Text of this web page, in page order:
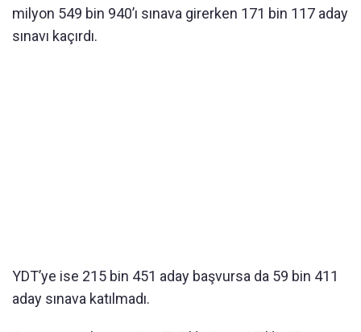
milyon 549 bin 940’ı sınava girerken 171 bin 117 aday
sınavı kaçırdı.
YDT’ye ise 215 bin 451 aday başvursa da 59 bin 411
aday sınava katılmadı.